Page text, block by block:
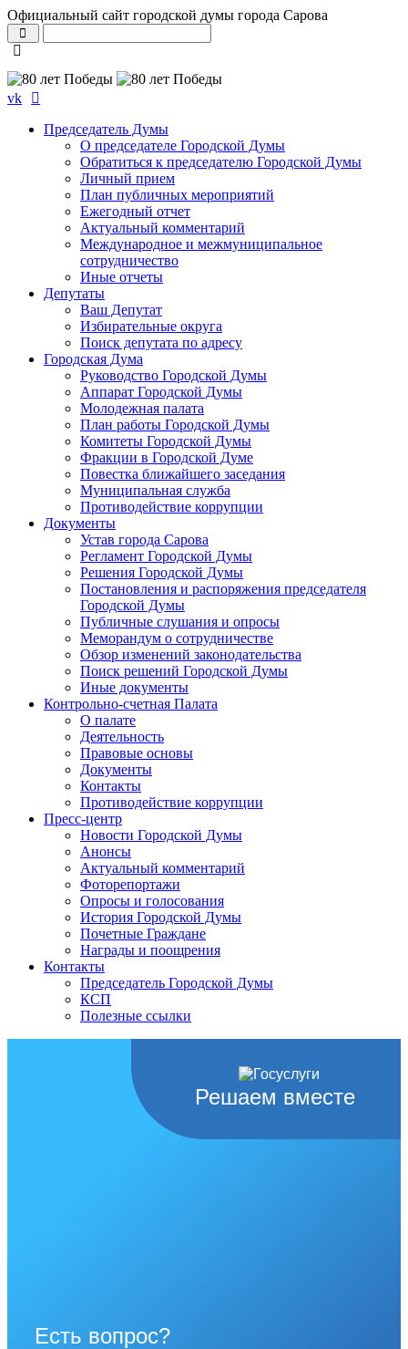
Официальный сайт городской думы города Сарова
vk
Председатель Думы
О председателе Городской Думы
Обратиться к председателю Городской Думы
Личный прием
План публичных мероприятий
Ежегодный отчет
Актуальный комментарий
Международное и межмуниципальное
сотрудничество
Иные отчеты
Депутаты
Ваш Депутат
Избирательные округа
Поиск депутата по адресу
Городская Дума
Руководство Городской Думы
Аппарат Городской Думы
Молодежная палата
План работы Городской Думы
Комитеты Городской Думы
Фракции в Городской Думе
Повестка ближайшего заседания
Муниципальная служба
Противодействие коррупции
Документы
Устав города Сарова
Регламент Городской Думы
Решения Городской Думы
Постановления и распоряжения председателя
Городской Думы
Публичные слушания и опросы
Меморандум о сотрудничестве
Обзор изменений законодательства
Поиск решений Городской Думы
Иные документы
Контрольно-счетная Палата
О палате
Деятельность
Правовые основы
Документы
Контакты
Противодействие коррупции
Пресс-центр
Новости Городской Думы
Анонсы
Актуальный комментарий
Фоторепортажи
Опросы и голосования
История Городской Думы
Почетные Граждане
Награды и поощрения
Контакты
Председатель Городской Думы
КСП
Полезные ссылки
Решаем вместе
Есть вопрос?